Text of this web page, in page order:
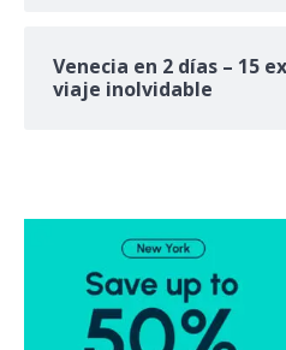
Venecia en 2 días – 15
viaje inolvidable